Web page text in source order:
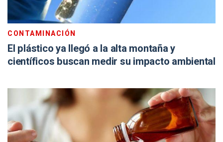
CONTAMINACIÓN
El plástico ya llegó a la alta montaña y
científicos buscan medir su impacto ambiental